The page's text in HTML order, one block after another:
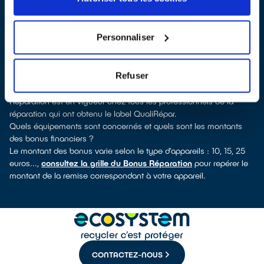
Personnaliser
Refuser
. En cliquant sur la fiche détaillée du réparateur, vous
découvrirez pour quels types d’appareils ce professionnel a
télé, smartphone, outils électriques : à chaque famille
d’équipements son réparateur spécialisé et labellisé QualiRépar.
Consulter l’annuaire
Comment bénéficier du Bonus Réparation à Carcès ?
Immédiatement déduit de la facture par le réparateur, le Bonus
Réparation est en vigueur chez tous les professionnels de la
réparation qui ont obtenu le label QualiRépar.
Quels équipements sont concernés et quels sont les montants
des bonus financiers ?
Le montant des bonus varie selon le type d’appareils : 10, 15, 25
euros..., consultez la grille du Bonus Réparation pour repérer le
montant de la remise correspondant à votre appareil.
CONTACTEZ-NOUS